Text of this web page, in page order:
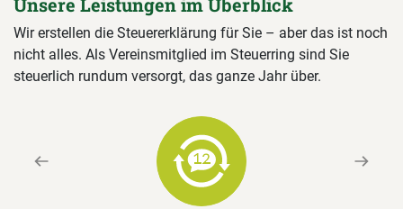
Wir erstellen die Steuererklärung für Sie – aber das ist noch
nicht alles. Als Vereinsmitglied im Steuerring sind Sie
steuerlich rundum versorgt, das ganze Jahr über.
Previous Next